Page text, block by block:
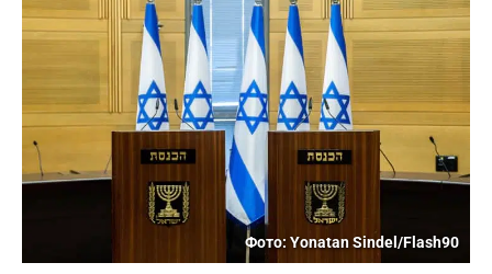
Фото: Yonatan Sindel/Flash90